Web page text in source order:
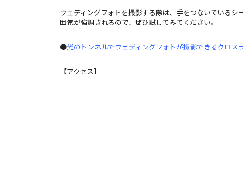
ウェディングフォトを撮影する際は、手をつないでいる
囲気が強調されるので、ぜひ試してみてください。
●光のトンネルでウェディングフォトが撮影できるクロ
【アクセス】